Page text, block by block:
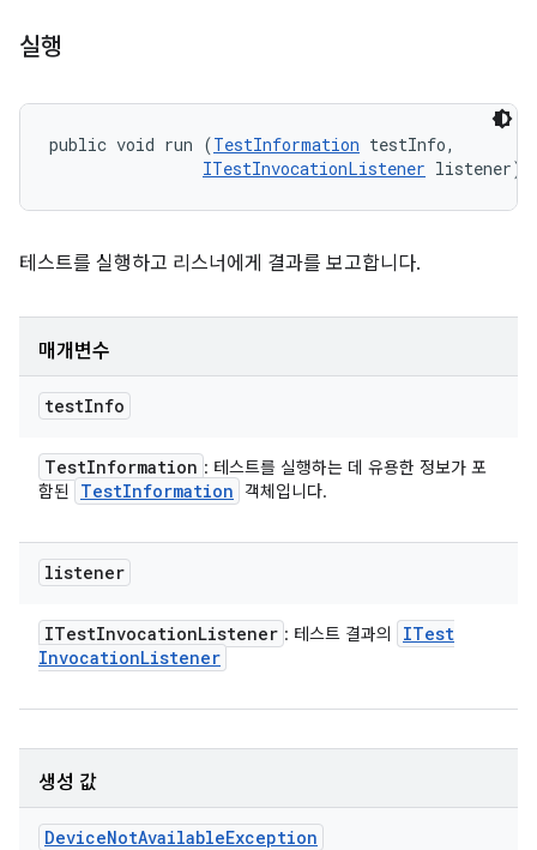
실행
public void run (TestInformation testInfo,
ITestInvocationListener listener)
테스트를 실행하고 리스너에게 결과를 보고합니다.
매개변수
testInfo
TestInformation : 테스트를 실행하는 데 유용한 정보가 포
함된
TestInformation 객체입니다.
listener
ITestInvocationListener : 테스트 결과의
ITest
InvocationListener
생성 값
DeviceNotAvailableException